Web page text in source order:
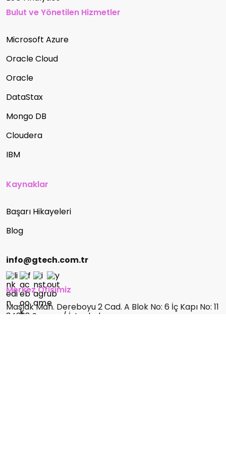
Bulut ve Yönetilen Hizmetler
Microsoft Azure
Oracle Cloud
Oracle
DataStax
Mongo DB
Cloudera
IBM
Kaynaklar
Başarı Hikayeleri
Blog
info@gtech.com.tr
Merkez Ofisimiz
Maslak Mah. Dereboyu 2 Cad. A Blok No: 6 İç Kapı No: 11
34398 Sarıyer / İstanbul